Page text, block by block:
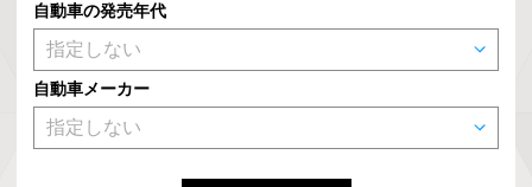
自動車の発売年代
自動車メーカー